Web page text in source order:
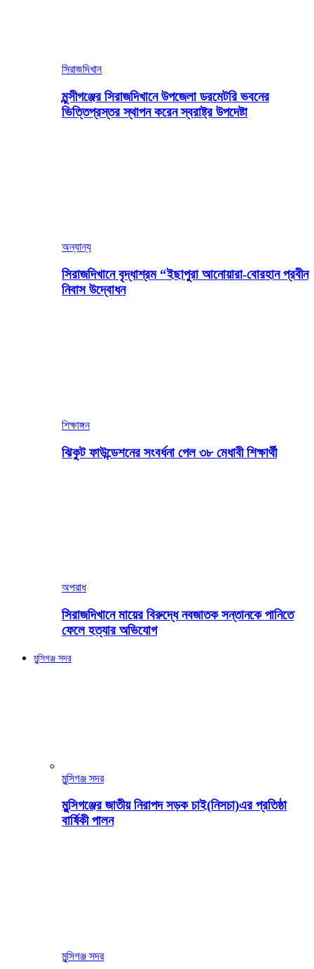
সিরাজদিখান
মুন্সীগঞ্জের সিরাজদিখানে উপজেলা ডরমেটরি ভবনের
ভিত্তিপ্রস্তর স্থাপন করেন স্বরাষ্ট্র উপদেষ্টা
অন্যান্য
সিরাজদিখানে বৃদ্ধাশ্রম “ইছাপুরা আনোয়ারা-বোরহান প্রবীন
নিবাস উদ্বোধন
শিক্ষাঙ্গন
ঝিকুট ফাউন্ডেশনের সংবর্ধনা পেল ৩৮ মেধাবী শিক্ষার্থী
অপরাধ
সিরাজদিখানে মায়ের বিরুদ্ধে নবজাতক সন্তানকে পানিতে
ফেলে হত্যার অভিযোগ
মুন্সিগঞ্জ সদর
মুন্সিগঞ্জ সদর
মুন্সিগঞ্জের জাতীয় নিরাপদ সড়ক চাই(নিসচা)এর প্রতিষ্ঠা
বার্ষিকী পালন
মুন্সিগঞ্জ সদর